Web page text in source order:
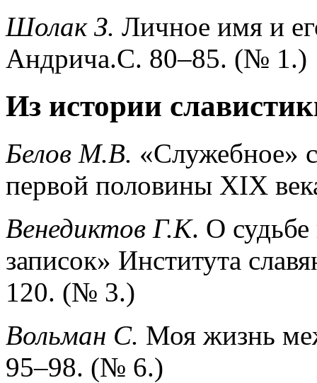
Шолак З. Личное имя и
Андрича.С. 80–85. (№ 1.)
Из истории
Белов М.В. «Служебное»
первой половины XIX
Венедиктов Г.К. О
записок» Института
120. (№ 3.)
Вольман С. Моя жизнь
95–98. (№ 6.)